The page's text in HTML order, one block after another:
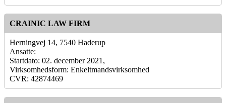
CRAINIC LAW FIRM
Herningvej 14, 7540 Haderup
Ansatte:
Startdato: 02. december 2021,
Virksomhedsform: Enkeltmandsvirksomhed
CVR: 42874469